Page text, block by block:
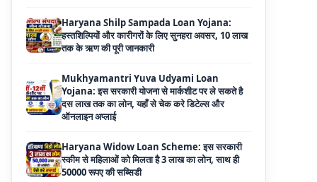
Mukhyamantri Yuva Udyami Loan
Yojana: इस सरकारी योजना से मार्कशीट पर ले सकते है
दस लाख तक का लोन, यहाँ से चेक करे डिटेल्स और
Haryana Widow Loan Scheme: इस सरकारी
स्कीम से महिलाओं को मिलता है 3 लाख का लोन, साथ ही
50000 रूपए की सब्सिडी
Mahila Krishi Vriddhi Loan Yojana: इस
सरकारी स्कीम से महिलाओं को मिलेगा 5 लाख तक का ब्याज
मुक्त लोन, ऐसे उठा सकती है लाभ